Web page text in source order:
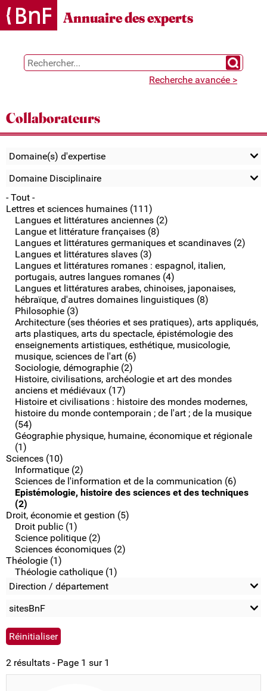
Gestion des cookies
Annuaire des experts
Chercher
Recherche avancée >
Collaborateurs
Domaine(s) d'expertise
Domaine Disciplinaire
- Tout -
Lettres et sciences humaines (111)
Langues et littératures anciennes (2)
Langue et littérature françaises (8)
Langues et littératures germaniques et scandinaves (2)
Langues et littératures slaves (3)
Langues et littératures romanes : espagnol, italien,
portugais, autres langues romanes (4)
Langues et littératures arabes, chinoises, japonaises,
hébraïque, d'autres domaines linguistiques (8)
Philosophie (3)
Architecture (ses théories et ses pratiques), arts appliqués,
arts plastiques, arts du spectacle, épistémologie des
enseignements artistiques, esthétique, musicologie,
musique, sciences de l'art (6)
Sociologie, démographie (2)
Histoire, civilisations, archéologie et art des mondes
anciens et médiévaux (17)
Histoire et civilisations : histoire des mondes modernes,
histoire du monde contemporain ; de l'art ; de la musique
(54)
Géographie physique, humaine, économique et régionale
(1)
Sciences (10)
Informatique (2)
Sciences de l'information et de la communication (6)
Epistémologie, histoire des sciences et des techniques
(2)
Droit, économie et gestion (5)
Droit public (1)
Science politique (2)
Sciences économiques (2)
Théologie (1)
Théologie catholique (1)
Direction / département
sitesBnF
2 résultats - Page 1 sur 1